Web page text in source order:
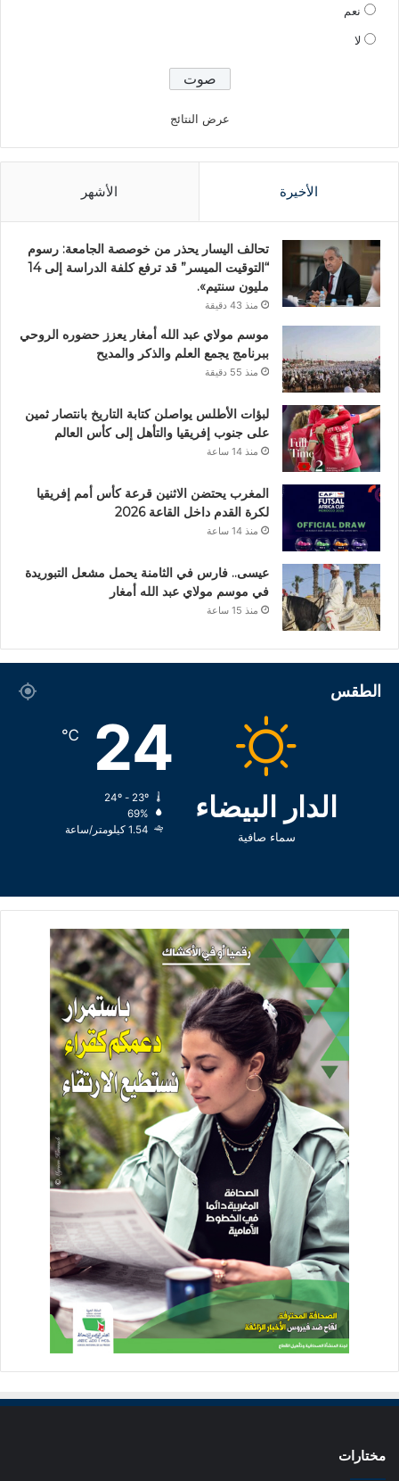
نعم
لا
عرض النتائج
الأخيرة الأشهر
تحالف اليسار يحذر من خوصصة الجامعة: رسوم
“التوقيت الميسر” قد ترفع كلفة الدراسة إلى 14
مليون سنتيم».
منذ 43 دقيقة
موسم مولاي عبد الله أمغار يعزز حضوره الروحي
ببرنامج يجمع العلم والذكر والمديح
منذ 55 دقيقة
لبؤات الأطلس يواصلن كتابة التاريخ بانتصار ثمين
على جنوب إفريقيا والتأهل إلى كأس العالم
منذ 14 ساعة
المغرب يحتضن الاثنين قرعة كأس أمم إفريقيا
لكرة القدم داخل القاعة 2026
منذ 14 ساعة
عيسى.. فارس في الثامنة يحمل مشعل التبوريدة
في موسم مولاي عبد الله أمغار
منذ 15 ساعة
الطقس
الدار البيضاء
سماء صافية
24
℃
69%
1.54 كيلومتر/ساعة
مختارات